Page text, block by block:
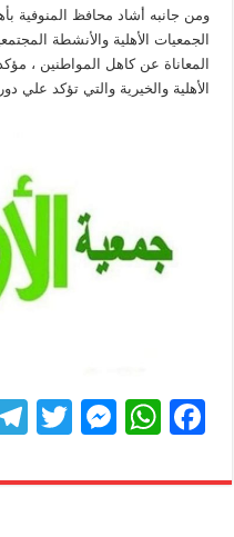
ومن جانبه أشاد محافظ المنوفية
الجمعيات الأهلية والأنشطة
المعاناة عن كاهل المواطنين ،
الأهلية والخيرية والتي تؤكد علي
F
c
W
at
M
ss
T
tt